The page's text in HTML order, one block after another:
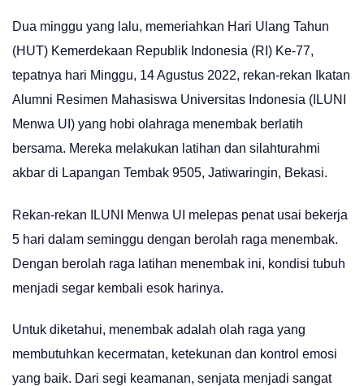
Dua minggu yang lalu, memeriahkan Hari Ulang Tahun
(HUT) Kemerdekaan Republik Indonesia (RI) Ke-77,
tepatnya hari Minggu, 14 Agustus 2022, rekan-rekan Ikatan
Alumni Resimen Mahasiswa Universitas Indonesia (ILUNI
Menwa UI) yang hobi olahraga menembak berlatih
bersama. Mereka melakukan latihan dan silahturahmi
akbar di Lapangan Tembak 9505, Jatiwaringin, Bekasi.
Rekan-rekan ILUNI Menwa UI melepas penat usai bekerja
5 hari dalam seminggu dengan berolah raga menembak.
Dengan berolah raga latihan menembak ini, kondisi tubuh
menjadi segar kembali esok harinya.
Untuk diketahui, menembak adalah olah raga yang
membutuhkan kecermatan, ketekunan dan kontrol emosi
yang baik. Dari segi keamanan, senjata menjadi sangat